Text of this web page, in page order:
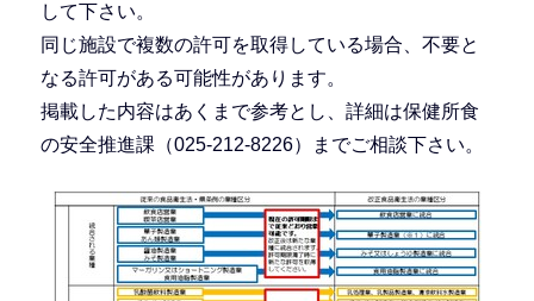
して下さい。
同じ施設で複数の許可を取得している場合、不要と
なる許可がある可能性があります。
掲載した内容はあくまで参考とし、詳細は保健所食
の安全推進課（025-212-8226）までご相談下さい。